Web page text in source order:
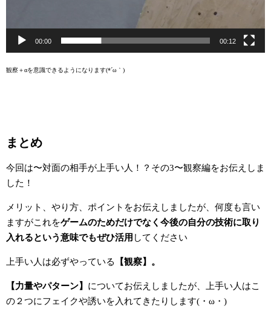
00:00 00:12
観察＋αを意識できるようになります(*´ω｀)
まとめ
今回は〜対面の相手が上手い人！？その3〜観察編をお伝えしま
した！
メリット、やり方、ポイントをお伝えしましたが、何度も言い
ますがこれをゲームのためだけでなく今後の自分の技術に取り
入れるという意味でもぜひ活用 してください
上手い人は必ずやっている 【観察】。
【力量やパターン】 についてお伝えしましたが、上手い人はこ
の２つにフェイクや誘いを入れてきたりします(・ω・)